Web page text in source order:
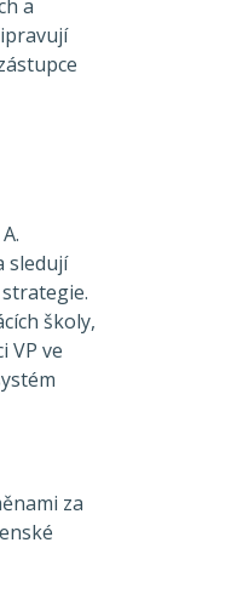
a
sledují
školy,
VP ve
za